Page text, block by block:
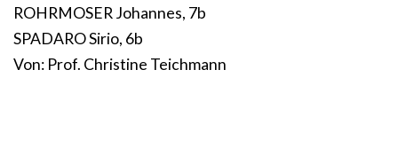
ROHRMOSER Johannes, 7b
SPADARO Sirio, 6b
Von: Prof. Christine Teichmann